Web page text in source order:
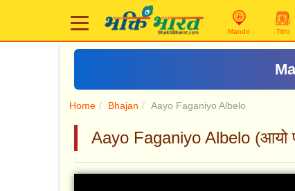
Mandir Tithi
Home Bhajan Aayo Faganiyo Albelo
Aayo Faganiyo Albelo (आयो